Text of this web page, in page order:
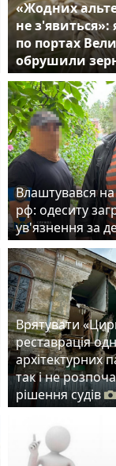
«Жодних
не з'явиться»:
по портах
обрушили
Влаштувався
рф: одеситу
ув'язнення за
Врятувати
реставрація
архітектурних
так і не
рішення судів